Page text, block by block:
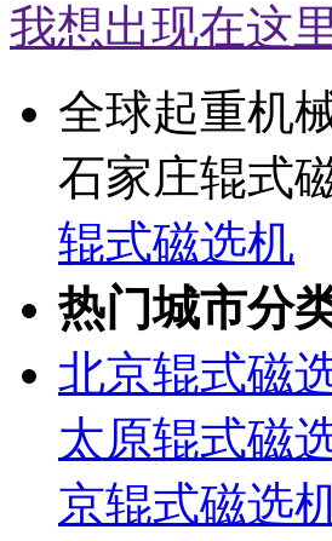
我想出现在这
全球起重机
石家庄辊式
辊式磁选机
热门城市分
北京辊式磁
太原辊式磁
京辊式磁选